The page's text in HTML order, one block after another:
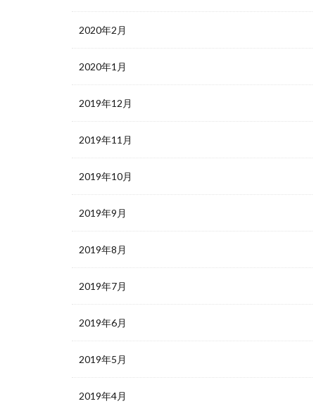
2020年2月
2020年1月
2019年12月
2019年11月
2019年10月
2019年9月
2019年8月
2019年7月
2019年6月
2019年5月
2019年4月